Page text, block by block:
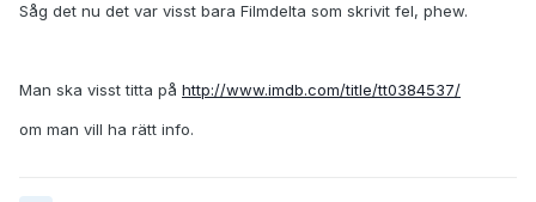
Såg det nu det var visst bara Filmdelta som skrivit fel, phew.
Man ska visst titta på http://www.imdb.com/title/tt0384537/
om man vill ha rätt info.